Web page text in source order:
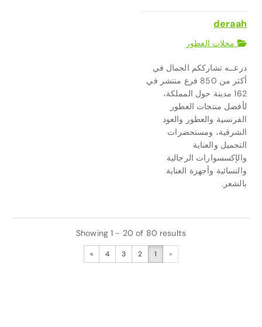
deraah
محلات العطور
درعــه تشارككم الجمال في
أكثر من 850 فرع منتشر في
162 مدينة حول المملكة،
لأفضل منتجات العطور
الفرنسية والعطور والعود
الشرقية، ومستحضرات
التجميل والعناية
والإكسسوارات الرجالية
والنسائية وأجهزة العناية
بالشعر.
Showing 1 - 20 of 80 results
«
1
2
3
4
»